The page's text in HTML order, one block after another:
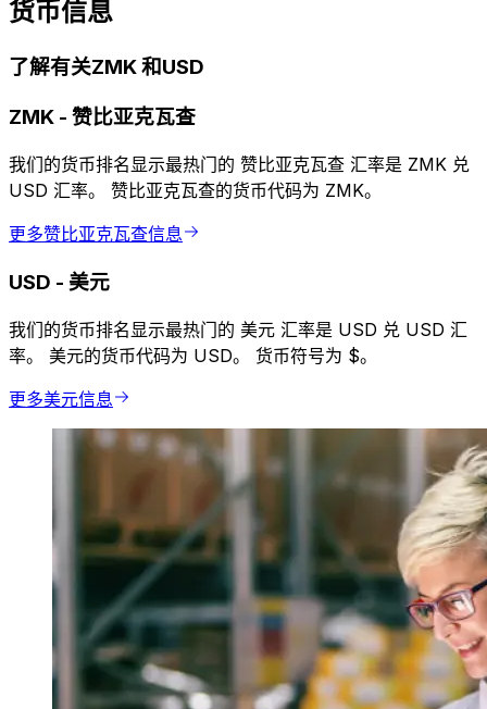
货币信息
了解有关ZMK 和USD
ZMK - 赞比亚克瓦查
我们的货币排名显示最热门的 赞比亚克瓦查 汇率是 ZMK 兑
USD 汇率。 赞比亚克瓦查的货币代码为 ZMK。
更多赞比亚克瓦查信息
USD - 美元
我们的货币排名显示最热门的 美元 汇率是 USD 兑 USD 汇
率。 美元的货币代码为 USD。 货币符号为 $。
更多美元信息